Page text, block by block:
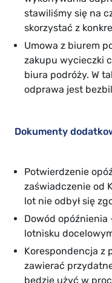
stawiliśmy się na
skorzystać z
Umowa z biurem
zakupu wycieczki
biura podróży. W
odprawa jest
Dokumenty
Potwierdzenie
zaświadczenie od
lot nie odbył się
Dowód
lotnisku
Korespondencja z
zawierać
będzie użyć w